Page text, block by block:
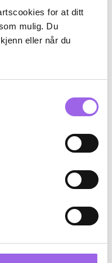
for at ditt
mulig. Du
eller når du